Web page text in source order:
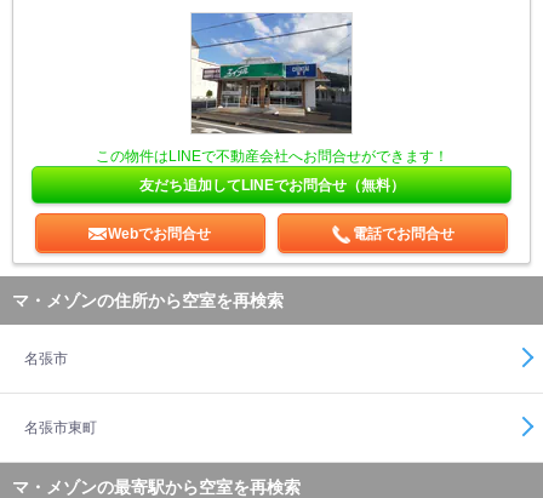
この物件はLINEで不動産会社へお問合せができます！
友だち追加してLINEでお問合せ（無料）
Webでお問合せ 電話でお問合せ
マ・メゾンの住所から空室を再検索
名張市
名張市東町
マ・メゾンの最寄駅から空室を再検索